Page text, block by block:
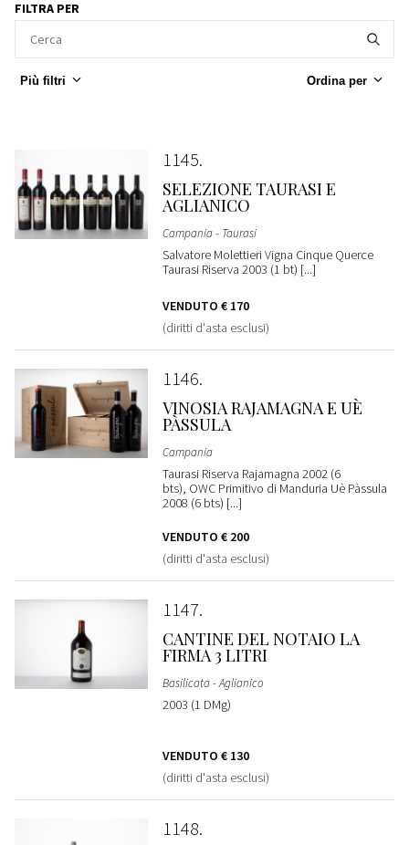
FILTRA PER
Più filtri Ordina per
1145
SELEZIONE TAURASI E
AGLIANICO
Campania - Taurasi
Salvatore Molettieri Vigna Cinque Querce
Taurasi Riserva 2003 (1 bt) [...]
VENDUTO € 170
(diritti d'asta esclusi)
1146
VINOSIA RAJAMAGNA E UÈ
PÀSSULA
Campania
Taurasi Riserva Rajamagna 2002 (6
bts), OWC Primitivo di Manduria Uè Pàssula
2008 (6 bts) [...]
VENDUTO € 200
(diritti d'asta esclusi)
1147
CANTINE DEL NOTAIO LA
FIRMA 3 LITRI
Basilicata - Aglianico
2003 (1 DMg)
VENDUTO € 130
(diritti d'asta esclusi)
1148